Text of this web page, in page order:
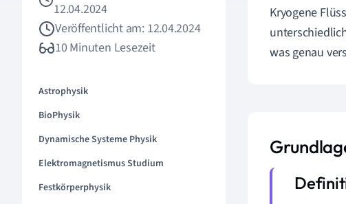
12.04.2024
Veröffentlicht am: 12.04.2024
10 Minuten Lesezeit
Astrophysik
BioPhysik
Dynamische Systeme Physik
Elektromagnetismus Studium
Festkörperphysik
Kryogene
was genau